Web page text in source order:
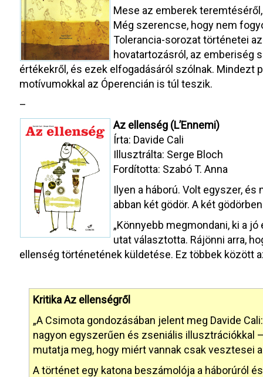
Mese az emberek
Még szerencse, hogy nem
Tolerancia-sorozat történetei
hovatartozásról, az emberiség
értékekről, és ezek elfogadásáról szólnak. Mindezt
motívumokkal az Óperencián is túl teszik.
–
Az ellenség (L’Ennemi)
Írta: Davide Cali
Illusztrálta: Serge Bloch
Fordította: Szabó T. Anna
Ilyen a háború. Volt egyszer, és
abban két gödör. A két
„Könnyebb megmondani, ki a
utat választotta. Rájönni arra,
ellenség történetének küldetése. Ez többek között
Kritika Az ellenségről
„A Csimota gondozásában jelent meg Davide
nagyon egyszerűen és zseniális illusztrációkkal
mutatja meg, hogy miért vannak csak vesztesei
A történet egy katona beszámolója a háborúról